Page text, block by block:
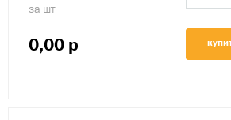
за шт
0,00 р